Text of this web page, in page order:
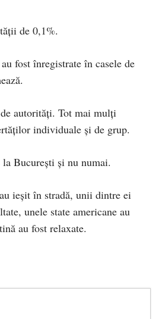
de 0,1%.
fost înregistrate în casele de
autorități. Tot mai mulți
individuale și de grup.
București și nu numai.
ieșit în stradă, unii dintre ei
unele state americane au
au fost relaxate.